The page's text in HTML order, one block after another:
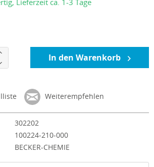
Lieferzeit ca. 1-3 Tage
In den Warenkorb
Weiterempfehlen
302202
100224-210-000
BECKER-CHEMIE